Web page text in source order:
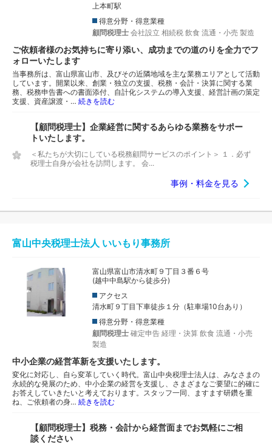
上本町駅
得意分野・得意業種
顧問税理士 会社設立 相続税 飲食 流通・小売 製造
ご依頼者様のお気持ちに寄り添い、成功までの道のりを全力でフ
ォローいたします
当事務所は、富山県富山市、及びその近隣地域を主な業務エリアとして活動
しています。開業以来、創業・独立の支援、税務・会計・決算に関する業
務、税務申告書への書面添付、自計化システムの導入支援、経営計画の策定
支援、資産譲渡・… 続きを読む
【顧問税理士】企業経営に関するあらゆる業務をサポー
トいたします。
＜私たちが大切にしている税務顧問サービスのポイント＞ １．必ず
税理士自身が会社を訪問します。 会...
事例・料金を見る
富山中央税理士法人 いいもり事務所
富山県富山市清水町９丁目３番６号
(越中中島駅から徒歩分)
アクセス
清水町９丁目下車徒歩１分（駐車場10台あり）
得意分野・得意業種
顧問税理士 確定申告 経理・決算 飲食 流通・小売
製造
中小企業の経営革新を支援いたします。
変化に対応し、自ら変革していく時代。富山中央税理士法人は、みなさまの
永続的な発展のため、中小企業の経営を支援し、さまざまなご要望に的確に
お答えしていきたいと考えております。スタッフ一同、ますます研鑽を重
ね、ご依頼者の身… 続きを読む
【顧問税理士】税務・会計から経営面までお気軽にご相
談ください